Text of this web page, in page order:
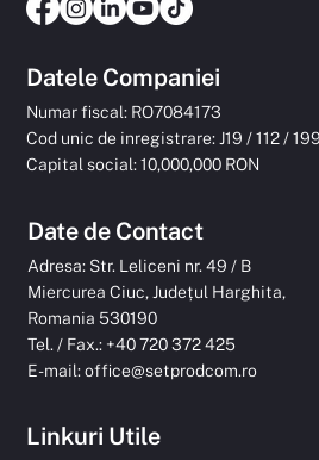
Datele Companiei
Numar fiscal: RO7084173
Cod unic de inregistrare: J19 / 112 /
Capital social: 10,000,000 RON
Date de Contact
Adresa: Str. Leliceni nr. 49 / B
Miercurea Ciuc, Județul Harghita,
Romania 530190
Tel. / Fax.: +40 720 372 425
E-mail:office@setprodcom.ro
Linkuri Utile